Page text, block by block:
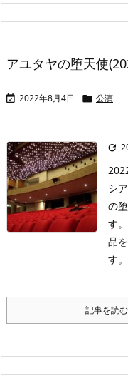
アユタヤの堕天使
 2022年8月4日  公演

シ
の
す
品
す
記事を読む